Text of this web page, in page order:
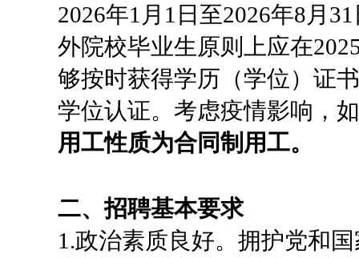
2026年1月1日至2026年8月
外院校毕业生原则上应在
够按时获得学历（学位）证
学位认证。考虑疫情影响，
用工性质为合同制用工。
二、招聘基本要求
1.政治素质良好。拥护党和